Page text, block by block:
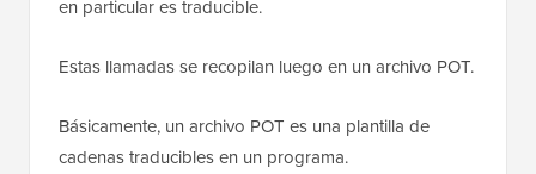
en particular es traducible.
Estas llamadas se recopilan luego en un archivo POT.
Básicamente, un archivo POT es una plantilla de
cadenas traducibles en un programa.